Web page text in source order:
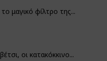
μαγικό φίλτρο της...
οι κατακόκκινο...